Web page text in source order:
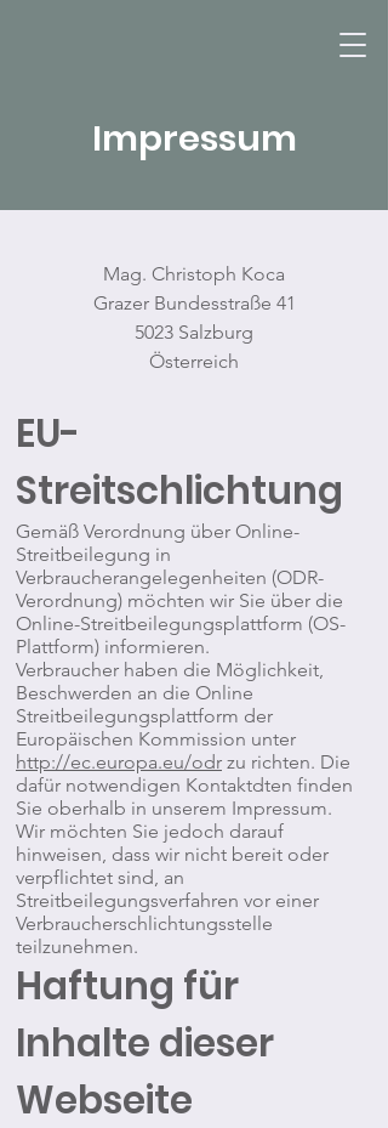
Impressum
Mag. Christoph Koca
Grazer Bundesstraße 41
5023 Salzburg
Österreich
EU-
Streitschlichtung
Gemäß Verordnung über Online-
Streitbeilegung in
Verbraucherangelegenheiten (ODR-
Verordnung) möchten wir Sie über die
Online-Streitbeilegungsplattform (OS-
Plattform) informieren.
Verbraucher haben die Möglichkeit,
Beschwerden an die Online
Streitbeilegungsplattform der
Europäischen Kommission unter
http://ec.europa.eu/odr zu richten. Die
dafür notwendigen Kontaktdten finden
Sie oberhalb in unserem Impressum.
Wir möchten Sie jedoch darauf
hinweisen, dass wir nicht bereit oder
verpflichtet sind, an
Streitbeilegungsverfahren vor einer
Verbraucherschlichtungsstelle
teilzunehmen.
Haftung für
Inhalte dieser
Webseite